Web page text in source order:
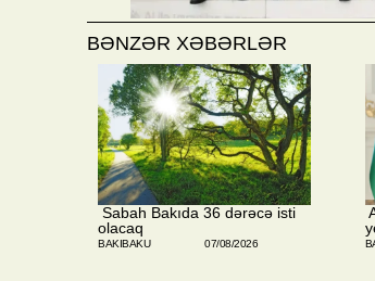
BƏNZƏR XƏBƏRLƏR
​ Sabah Bakıda 36 dərəcə isti
olacaq
BAKIBAKU 07/08/2026